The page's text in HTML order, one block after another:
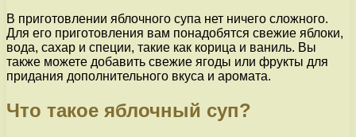
В приготовлении яблочного супа нет ничего сложного.
Для его приготовления вам понадобятся свежие яблоки,
вода, сахар и специи, такие как корица и ваниль. Вы
также можете добавить свежие ягоды или фрукты для
придания дополнительного вкуса и аромата.
Что такое яблочный суп?